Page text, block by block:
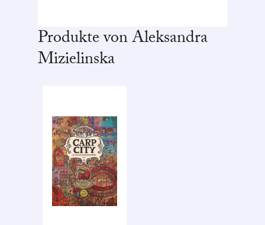
Produkte von Aleksandra
Mizielinska